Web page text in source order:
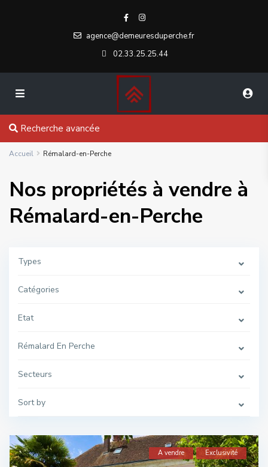
agence@demeuresduperche.fr
02.33.25.25.44
Recherche avancée
Accueil Rémalard-en-Perche
Nos propriétés à vendre à
Rémalard-en-Perche
Types
Catégories
Etat
Rémalard En Perche
Secteurs
Sort by
A vendre Exclusivité